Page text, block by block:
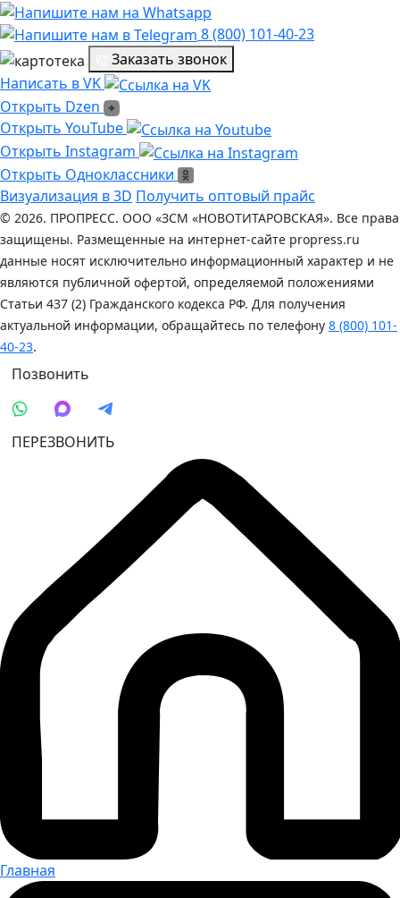
8 (800) 101-40-23
Заказать звонок
Написать в VK
Написать в VK
Открыть Dzen
Открыть Dzen
Ссылка на Youtube
Открыть YouTube
Ссылка на Instagram
Открыть Instagram
Открыть Одноклассники
Открыть Одноклассники
Визуализация в 3D Получить оптовый прайс
© 2026. ПРОПРЕСС. ООО «ЗСМ «НОВОТИТАРОВСКАЯ». Все права
защищены. Размещенные на интернет-сайте propress.ru
данные носят исключительно информационный характер и не
являются публичной офертой, определяемой положениями
Статьи 437 (2) Гражданского кодекса РФ. Для получения
актуальной информации, обращайтесь по телефону 8 (800) 101-
40-23.
Позвонить
ПЕРЕЗВОНИТЬ
Главная